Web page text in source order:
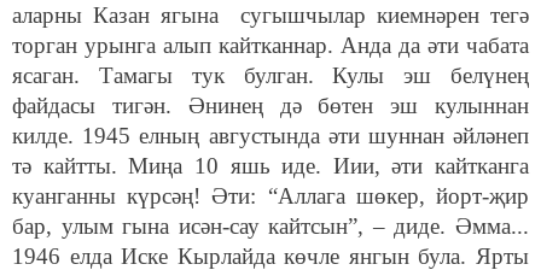
аларны Казан ягына сугышчылар киемнәрен тегә
торган урынга алып кайтканнар. Анда да әти чабата
ясаган. Тамагы тук булган. Кулы эш белүнең
файдасы тигән. Әнинең дә бөтен эш кулыннан
килде. 1945 елның августында әти шуннан әйләнеп
тә кайтты. Миңа 10 яшь иде. Иии, әти кайтканга
куанганны күрсәң! Әти: “Аллага шөкер, йорт-җир
бар, улым гына исән-сау кайтсын”, – диде. Әмма...
1946 елда Иске Кырлайда көчле янгын була. Ярты